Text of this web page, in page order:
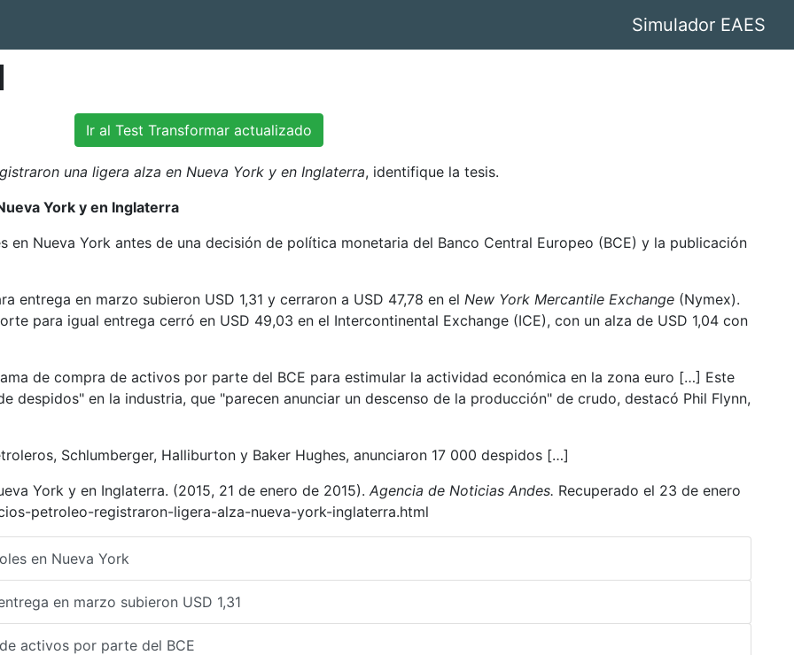
Simulador EAES
Ir al Test Transformar actualizado
una ligera alza en Nueva York y en Inglaterra, identifique la tesis.
York y en Inglaterra
Nueva York antes de una decisión de política monetaria del Banco Central Europeo (BCE) y la publicación
entrega en marzo subieron USD 1,31 y cerraron a USD 47,78 en el New York Mercantile Exchange (Nymex).
para igual entrega cerró en USD 49,03 en el Intercontinental Exchange (ICE), con un alza de USD 1,04 con
de compra de activos por parte del BCE para estimular la actividad económica en la zona euro […] Este
despidos" en la industria, que "parecen anunciar un descenso de la producción" de crudo, destacó Phil Flynn,
Schlumberger, Halliburton y Baker Hughes, anunciaron 17 000 despidos […]
York y en Inglaterra. (2015, 21 de enero de 2015). Agencia de Noticias Andes. Recuperado el 23 de enero
petroleo-registraron-ligera-alza-nueva-york-inglaterra.html
en Nueva York
en marzo subieron USD 1,31
activos por parte del BCE